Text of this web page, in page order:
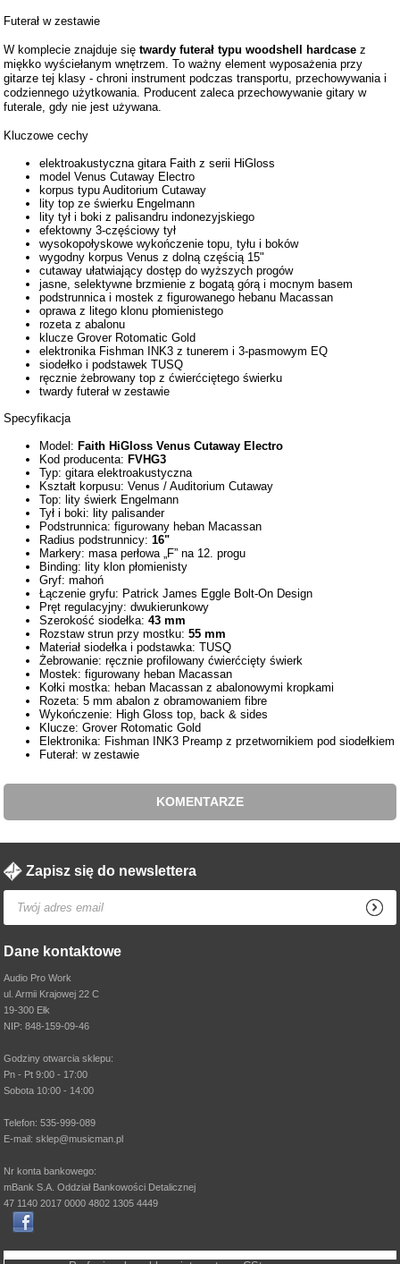
Futerał w zestawie
W komplecie znajduje się twardy futerał typu woodshell hardcase z
miękko wyściełanym wnętrzem. To ważny element wyposażenia przy
gitarze tej klasy - chroni instrument podczas transportu, przechowywania i
codziennego użytkowania. Producent zaleca przechowywanie gitary w
futerale, gdy nie jest używana.
Kluczowe cechy
elektroakustyczna gitara Faith z serii HiGloss
model Venus Cutaway Electro
korpus typu Auditorium Cutaway
lity top ze świerku Engelmann
lity tył i boki z palisandru indonezyjskiego
efektowny 3-częściowy tył
wysokopołyskowe wykończenie topu, tyłu i boków
wygodny korpus Venus z dolną częścią 15"
cutaway ułatwiający dostęp do wyższych progów
jasne, selektywne brzmienie z bogatą górą i mocnym basem
podstrunnica i mostek z figurowanego hebanu Macassan
oprawa z litego klonu płomienistego
rozeta z abalonu
klucze Grover Rotomatic Gold
elektronika Fishman INK3 z tunerem i 3-pasmowym EQ
siodełko i podstawek TUSQ
ręcznie żebrowany top z ćwierćciętego świerku
twardy futerał w zestawie
Specyfikacja
Model: Faith HiGloss Venus Cutaway Electro
Kod producenta: FVHG3
Typ: gitara elektroakustyczna
Kształt korpusu: Venus / Auditorium Cutaway
Top: lity świerk Engelmann
Tył i boki: lity palisander
Podstrunnica: figurowany heban Macassan
Radius podstrunnicy: 16"
Markery: masa perłowa „F” na 12. progu
Binding: lity klon płomienisty
Gryf: mahoń
Łączenie gryfu: Patrick James Eggle Bolt-On Design
Pręt regulacyjny: dwukierunkowy
Szerokość siodełka: 43 mm
Rozstaw strun przy mostku: 55 mm
Materiał siodełka i podstawka: TUSQ
Żebrowanie: ręcznie profilowany ćwierćcięty świerk
Mostek: figurowany heban Macassan
Kołki mostka: heban Macassan z abalonowymi kropkami
Rozeta: 5 mm abalon z obramowaniem fibre
Wykończenie: High Gloss top, back & sides
Klucze: Grover Rotomatic Gold
Elektronika: Fishman INK3 Preamp z przetwornikiem pod siodełkiem
Futerał: w zestawie
KOMENTARZE
Zapisz się do newslettera
Dane kontaktowe
Audio Pro Work
ul. Armii Krajowej 22 C
19-300 Ełk
NIP: 848-159-09-46
Godziny otwarcia sklepu:
Pn - Pt 9:00 - 17:00
Sobota 10:00 - 14:00
Telefon: 535-999-089
E-mail: sklep@musicman.pl
Nr konta bankowego:
mBank S.A. Oddział Bankowości Detalicznej
47 1140 2017 0000 4802 1305 4449